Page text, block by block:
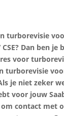
turborevisie
CSE? Dan ben
voor
turborevisie
je niet zeker
voor jouw
contact met